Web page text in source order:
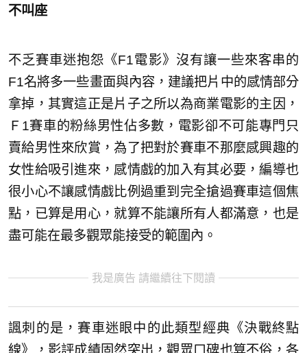
不叫座
不乏賽車迷抱怨《F1電影》沒有讓一些來客串的
F1名將多一些畫面與內容，建議把片中的感情部分
拿掉，其實這正是片子之所以為商業電影的主因，
Ｆ1賽車的粉絲男性佔多數，電影卻不可能專門只
賣給男性來欣賞，為了把對於賽車不那麼感興趣的
女性給吸引進來，感情戲的加入有其必要，編導也
很小心不讓感情戲比例過重到完全搶過賽車這個焦
點，已算是用心，就算不能讓所有人都滿意，也是
盡可能在最多觀眾能接受的範圍內。
我是廣告 請繼續往下閱讀
諷刺的是，賽車迷眼中的此類型經典《決戰終點
線》，影評成績固然突出，觀眾口碑也算不俗，各